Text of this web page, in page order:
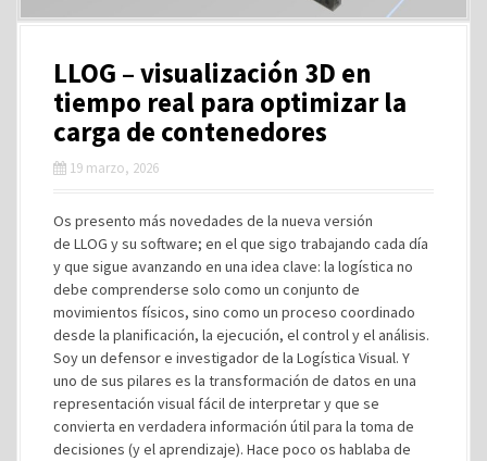
LLOG – visualización 3D en
tiempo real para optimizar la
carga de contenedores
19 marzo, 2026
Os presento más novedades de la nueva versión
de LLOG y su software; en el que sigo trabajando cada día
y que sigue avanzando en una idea clave: la logística no
debe comprenderse solo como un conjunto de
movimientos físicos, sino como un proceso coordinado
desde la planificación, la ejecución, el control y el análisis.
Soy un defensor e investigador de la Logística Visual. Y
uno de sus pilares es la transformación de datos en una
representación visual fácil de interpretar y que se
convierta en verdadera información útil para la toma de
decisiones (y el aprendizaje). Hace poco os hablaba de